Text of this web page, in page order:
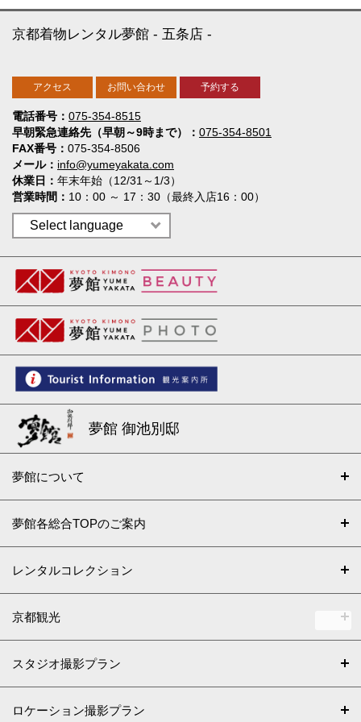
電話番号
075-354-8515
早朝緊急連絡先（早朝～9時まで）
075-354-8501
FAX番号
075-354-8506
メール
info@yumeyakata.com
休業日
年末年始（12/31～1/3）
営業時間
10：00 ～ 17：30（最終入店16：00）
京都着物レンタル夢館 五条店
アクセス お問い合わせ 予約する
夢館 御池別邸
夢館について
夢館各総合TOPのご案内
レンタルコレクション
京都観光
スタジオ撮影プラン
ロケーション撮影プラン